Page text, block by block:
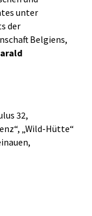
unter
der
Belgiens,
32,
„Wild-Hütte“